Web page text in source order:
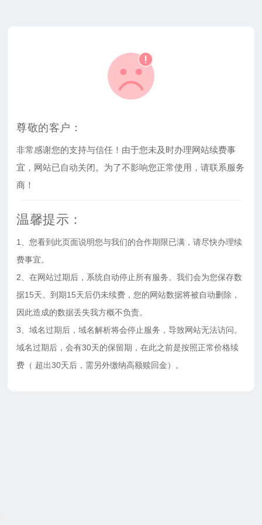
尊敬的客户：
非常感谢您的支持与信任！由于您未及时办理网站续费事
宜，网站已自动关闭。为了不影响您正常使用，请联系服务
商！
温馨提示：
1、您看到此页面说明您与我们的合作期限已满，请尽快办理续
费事宜。
2、在网站过期后，系统自动停止所有服务。我们会为您保存数
据15天。到期15天后仍未续费，您的网站数据将被自动删除，
因此造成的数据丢失我方概不负责。
3、域名过期后，域名解析将会停止服务，导致网站无法访问。
域名过期后，会有30天的保留期，在此之前是按照正常价格续
费（ 超出30天后，需另外缴纳高额赎回金）。